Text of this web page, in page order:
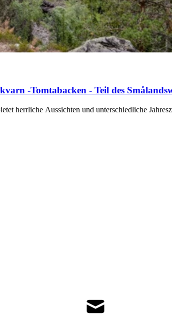
-Tomtabacken - Teil des
herrliche Aussichten und unterschiedliche